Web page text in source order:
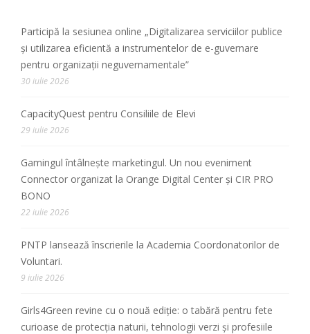
Participă la sesiunea online „Digitalizarea serviciilor publice
și utilizarea eficientă a instrumentelor de e-guvernare
pentru organizații neguvernamentale”
30 iulie 2026
CapacityQuest pentru Consiliile de Elevi
29 iulie 2026
Gamingul întâlnește marketingul. Un nou eveniment
Connector organizat la Orange Digital Center și CIR PRO
BONO
22 iulie 2026
PNTP lansează înscrierile la Academia Coordonatorilor de
Voluntari.
9 iulie 2026
Girls4Green revine cu o nouă ediție: o tabără pentru fete
curioase de protecția naturii, tehnologii verzi și profesiile